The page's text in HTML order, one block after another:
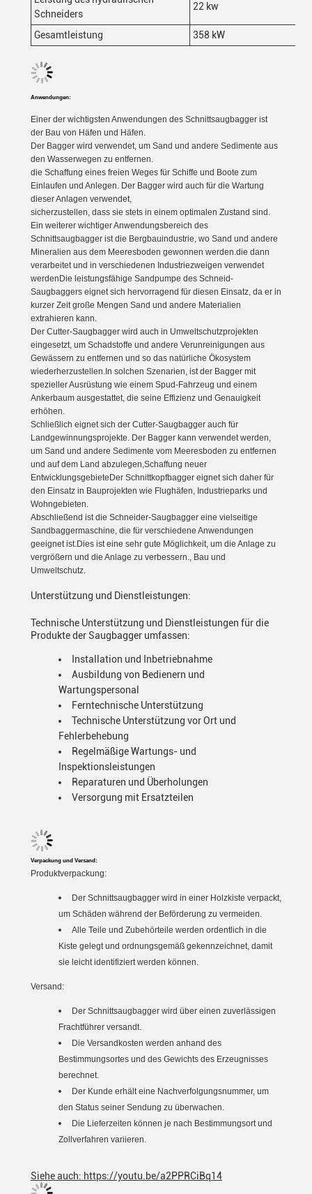
Schneiders
22 kw
Gesamtleistung 358 kW
Anwendungen:
Einer der wichtigsten Anwendungen des Schnittsaugbagger ist
der Bau von Häfen und Häfen.
Der Bagger wird verwendet, um Sand und andere Sedimente aus
den Wasserwegen zu entfernen.
die Schaffung eines freien Weges für Schiffe und Boote zum
Einlaufen und Anlegen. Der Bagger wird auch für die Wartung
dieser Anlagen verwendet,
sicherzustellen, dass sie stets in einem optimalen Zustand sind.
Ein weiterer wichtiger Anwendungsbereich des
Schnittsaugbagger ist die Bergbauindustrie, wo Sand und andere
Mineralien aus dem Meeresboden gewonnen werden.die dann
verarbeitet und in verschiedenen Industriezweigen verwendet
werdenDie leistungsfähige Sandpumpe des Schneid-
Saugbaggers eignet sich hervorragend für diesen Einsatz, da er in
kurzer Zeit große Mengen Sand und andere Materialien
extrahieren kann.
Der Cutter-Saugbagger wird auch in Umweltschutzprojekten
eingesetzt, um Schadstoffe und andere Verunreinigungen aus
Gewässern zu entfernen und so das natürliche Ökosystem
wiederherzustellen.In solchen Szenarien, ist der Bagger mit
spezieller Ausrüstung wie einem Spud-Fahrzeug und einem
Ankerbaum ausgestattet, die seine Effizienz und Genauigkeit
erhöhen.
Schließlich eignet sich der Cutter-Saugbagger auch für
Landgewinnungsprojekte. Der Bagger kann verwendet werden,
um Sand und andere Sedimente vom Meeresboden zu entfernen
und auf dem Land abzulegen,Schaffung neuer
EntwicklungsgebieteDer Schnittkopfbagger eignet sich daher für
den Einsatz in Bauprojekten wie Flughäfen, Industrieparks und
Wohngebieten.
Abschließend ist die Schneider-Saugbagger eine vielseitige
Sandbaggermaschine, die für verschiedene Anwendungen
geeignet ist.Dies ist eine sehr gute Möglichkeit, um die Anlage zu
vergrößern und die Anlage zu verbessern., Bau und
Umweltschutz.
Unterstützung und Dienstleistungen:
Technische Unterstützung und Dienstleistungen für die
Produkte der Saugbagger umfassen:
Installation und Inbetriebnahme
Ausbildung von Bedienern und
Wartungspersonal
Ferntechnische Unterstützung
Technische Unterstützung vor Ort und
Fehlerbehebung
Regelmäßige Wartungs- und
Inspektionsleistungen
Reparaturen und Überholungen
Versorgung mit Ersatzteilen
Verpackung und Versand:
Produktverpackung:
Der Schnittsaugbagger wird in einer Holzkiste verpackt,
um Schäden während der Beförderung zu vermeiden.
Alle Teile und Zubehörteile werden ordentlich in die
Kiste gelegt und ordnungsgemäß gekennzeichnet, damit
sie leicht identifiziert werden können.
Versand:
Der Schnittsaugbagger wird über einen zuverlässigen
Frachtführer versandt.
Die Versandkosten werden anhand des
Bestimmungsortes und des Gewichts des Erzeugnisses
berechnet.
Der Kunde erhält eine Nachverfolgungsnummer, um
den Status seiner Sendung zu überwachen.
Die Lieferzeiten können je nach Bestimmungsort und
Zollverfahren variieren.
Siehe auch: https://youtu.be/a2PPRCiBq14